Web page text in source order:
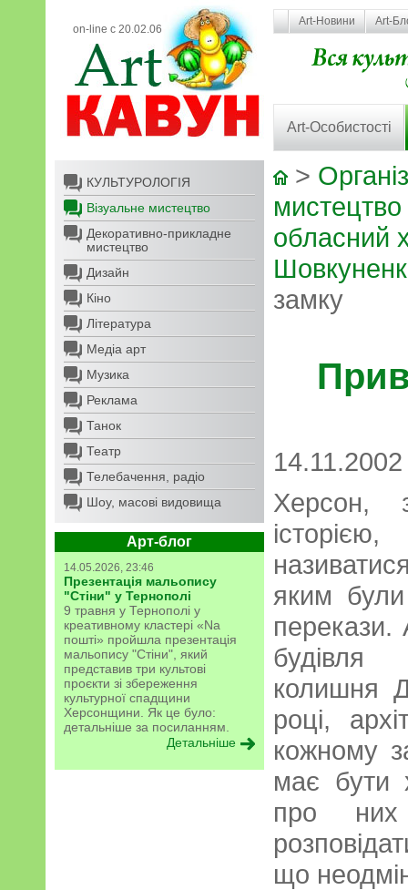
on-line с 20.02.06
Art-Новини Art-
Art-Особистості
КУЛЬТУРОЛОГІЯ
Візуальне мистецтво
Декоративно-прикладне
мистецтво
Дизайн
Кіно
Література
Медіа арт
Музика
Реклама
Танок
Театр
Телебачення, радіо
Шоу, масові видовища
Арт-блог
14.05.2026, 23:46
Презентація мальопису
"Стіни" у Тернополі
9 травня у Тернополі у
креативному кластері «Na
пошті» пройшла презентація
мальопису "Стіни", який
представив три культові
проєкти зі збереження
культурної спадщини
Херсонщини. Як це було:
детальніше за посиланням.
Детальніше
>
мистецтво
обласний
замку
14.11.2002
Херсон,
яким
перекази.
колишня
році,
кожному
має бути
про них
що